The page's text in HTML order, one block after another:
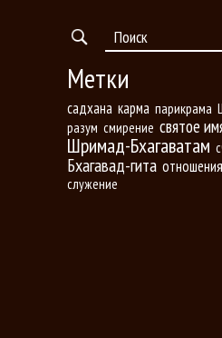
Метки
садхана карма парикрама
разум смирение святое
Шримад-Бхагаватам
Бхагавад-гита отношения
служение